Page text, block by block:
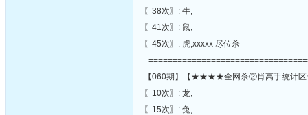
〖38次〗: 牛,
〖41次〗: 鼠,
〖45次〗: 虎,xxxxx 尽位杀
【060期】【★★★★全网杀②肖高手统计
〖10次〗: 龙,
〖15次〗: 兔,